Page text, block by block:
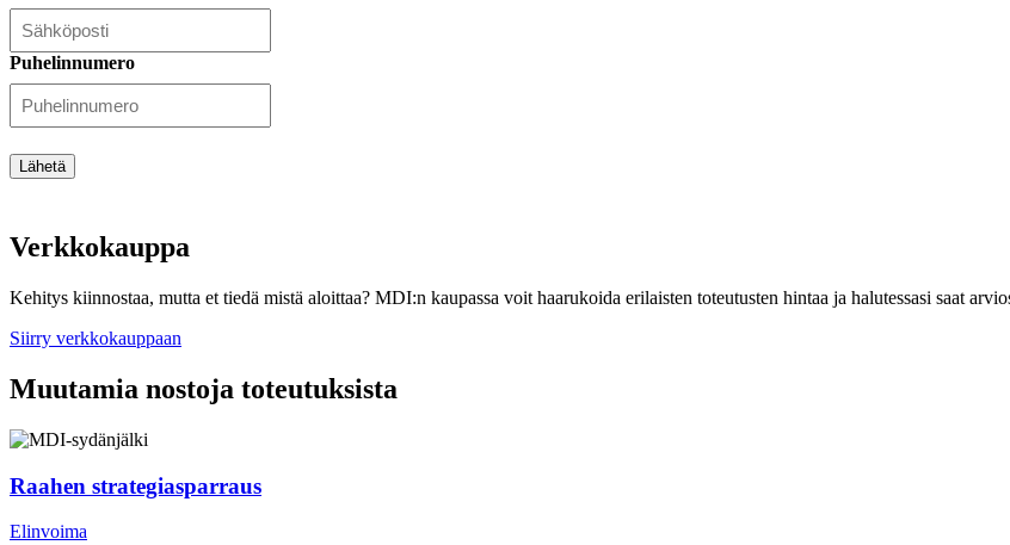
Puhelinnumero
Lähetä
Verkkokauppa
Kehitys kiinnostaa, mutta et tiedä mistä aloittaa? MDI:n kaupassa voit haarukoida erilaisten toteutusten hintaa ja halutessasi saat
Siirry verkkokauppaan
Muutamia nostoja toteutuksista
Raahen strategiasparraus
Elinvoima